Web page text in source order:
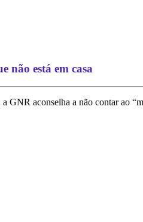
não está em casa
GNR aconselha a não contar ao